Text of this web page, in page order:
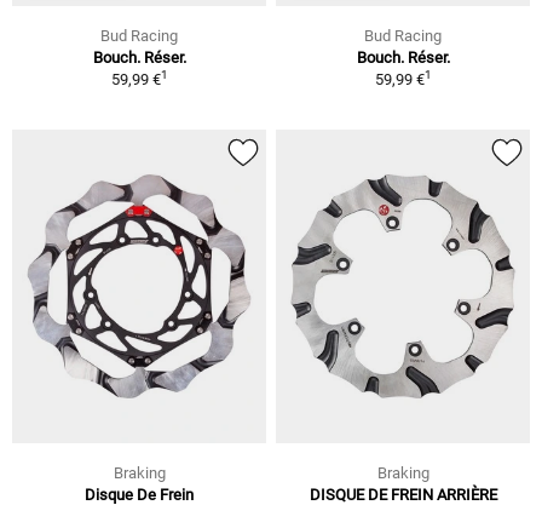
Bud Racing
Bouch. Réser.
59,99 €1
Bud Racing
Bouch. Réser.
59,99 €1
Braking
Disque De Frein
Braking
DISQUE DE FREIN ARRIÈRE